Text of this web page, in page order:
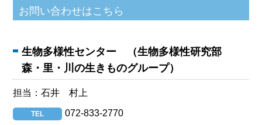
生物多様性センター （生物多様性研究部
森・里・川の生きものグループ）
担当：石井 村上
TEL 072-833-2770